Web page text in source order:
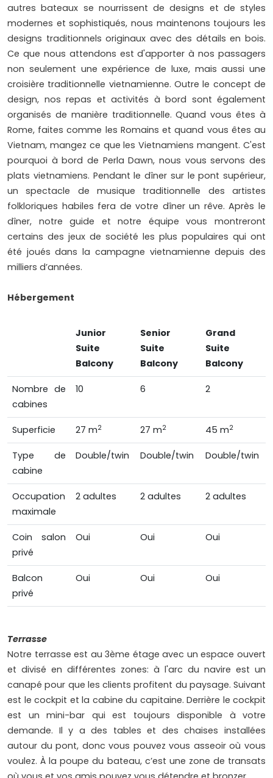
autres bateaux se nourrissent de designs et de styles
modernes et sophistiqués, nous maintenons toujours les
designs traditionnels originaux avec des détails en bois.
Ce que nous attendons est d'apporter à nos passagers
non seulement une expérience de luxe, mais aussi une
croisière traditionnelle vietnamienne. Outre le concept de
design, nos repas et activités à bord sont également
organisés de manière traditionnelle. Quand vous êtes à
Rome, faites comme les Romains et quand vous êtes au
Vietnam, mangez ce que les Vietnamiens mangent. C'est
pourquoi à bord de Perla Dawn, nous vous servons des
plats vietnamiens. Pendant le dîner sur le pont supérieur,
un spectacle de musique traditionnelle des artistes
folkloriques habiles fera de votre dîner un rêve. Après le
dîner, notre guide et notre équipe vous montreront
certains des jeux de société les plus populaires qui ont
été joués dans la campagne vietnamienne depuis des
milliers d’années.
Hébergement
Junior
Suite
Balcony
Senior
Suite
Balcony
Grand
Suite
Balcony
Nombre de
cabines
10 6 2
Superficie 27 m2 27 m2 45 m2
Type de
cabine
Double/twin Double/twin Double/twin
Occupation
maximale
2 adultes 2 adultes 2 adultes
Coin salon
privé
Oui Oui Oui
Balcon
privé
Oui Oui Oui
Terrasse
Notre terrasse est au 3ème étage avec un espace ouvert
et divisé en différentes zones: à l'arc du navire est un
canapé pour que les clients profitent du paysage. Suivant
est le cockpit et la cabine du capitaine. Derrière le cockpit
est un mini-bar qui est toujours disponible à votre
demande. Il y a des tables et des chaises installées
autour du pont, donc vous pouvez vous asseoir où vous
voulez. À la poupe du bateau, c’est une zone de transats